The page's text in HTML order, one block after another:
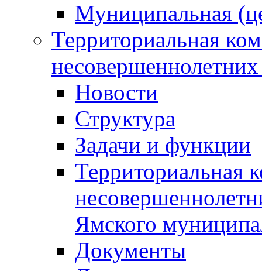
Муниципальная
Территориальная
Новости
Структура
Задачи и функции
Территориальная
Ямского
Документы